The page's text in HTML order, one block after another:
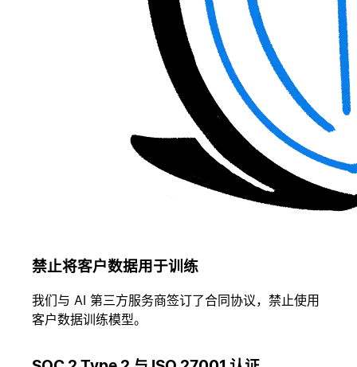
禁止将客户数据用于训练
我们与 AI 第三方服务商签订了合同协议，禁止使用
客户数据训练模型。